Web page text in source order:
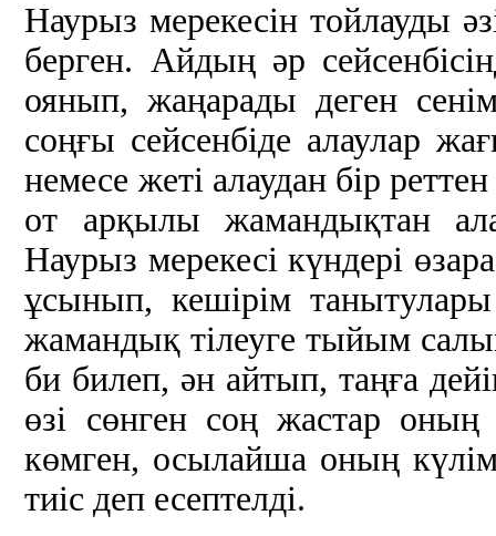
Наурыз мерекесін тойлауды
берген. Айдың әр
оянып, жаңарады деген
соңғы сейсенбіде алаулар
немесе жеті алаудан бір
от арқылы жамандықтан
Наурыз мерекесі күндері
ұсынып, кешірім танытулары
жамандық тілеуге тыйым
би билеп, ән айтып, таңға
өзі сөнген соң жастар
көмген, осылайша оның
тиіс деп есептелді.